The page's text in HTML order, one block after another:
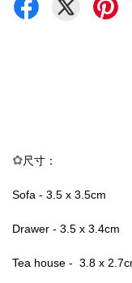
✿尺寸：
Sofa - 3.5 x 3.5cm
Drawer - 3.5 x 3.4cm
Tea house - 3.8 x